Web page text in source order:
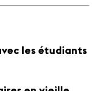
les étudiants